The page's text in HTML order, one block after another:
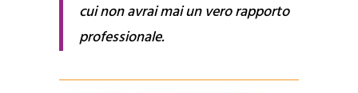
cui non avrai mai un vero rapporto
professionale.